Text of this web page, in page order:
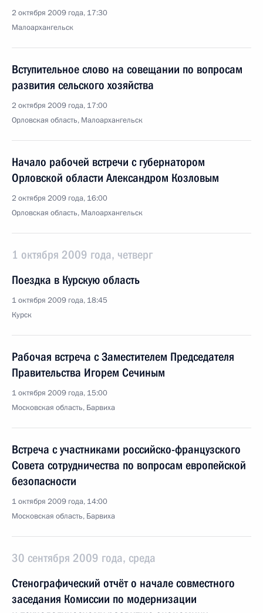
2 октября 2009 года, 17:30
Малоархангельск
Вступительное слово на совещании по вопросам
развития сельского хозяйства
2 октября 2009 года, 17:00
Орловская область, Малоархангельск
Начало рабочей встречи с губернатором
Орловской области Александром Козловым
2 октября 2009 года, 16:00
Орловская область, Малоархангельск
1 октября 2009 года, четверг
Поездка в Курскую область
1 октября 2009 года, 18:45
Курск
Рабочая встреча с Заместителем Председателя
Правительства Игорем Сечиным
1 октября 2009 года, 15:00
Московская область, Барвиха
Встреча с участниками российско-французского
Совета сотрудничества по вопросам европейской
безопасности
1 октября 2009 года, 14:00
Московская область, Барвиха
30 сентября 2009 года, среда
Стенографический отчёт о начале совместного
заседания Комиссии по модернизации